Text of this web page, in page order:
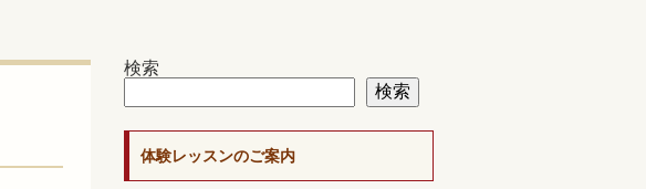
検索
検索
体験レッスンのご案内